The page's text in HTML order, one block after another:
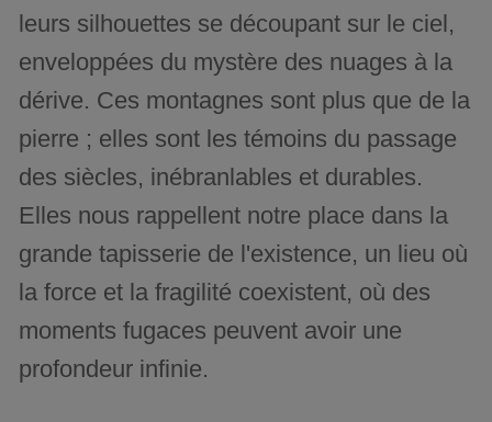
leurs silhouettes se découpant sur le ciel,
enveloppées du mystère des nuages à la
dérive. Ces montagnes sont plus que de la
pierre ; elles sont les témoins du passage
des siècles, inébranlables et durables.
Elles nous rappellent notre place dans la
grande tapisserie de l'existence, un lieu où
la force et la fragilité coexistent, où des
moments fugaces peuvent avoir une
profondeur infinie.